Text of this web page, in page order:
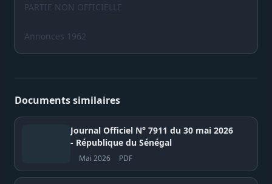
PARTIE NON OFFICIELLE
Annonces 1962
Documents similaires
Journal Officiel N° 7911 du 30 mai 2026
- République du Sénégal
Mai 2026 PDF